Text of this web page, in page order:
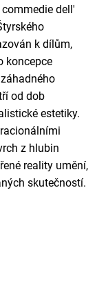
dell'
k dílům,
koncepce
od dob
estetiky.
z hlubin
reality umění,
skutečností.